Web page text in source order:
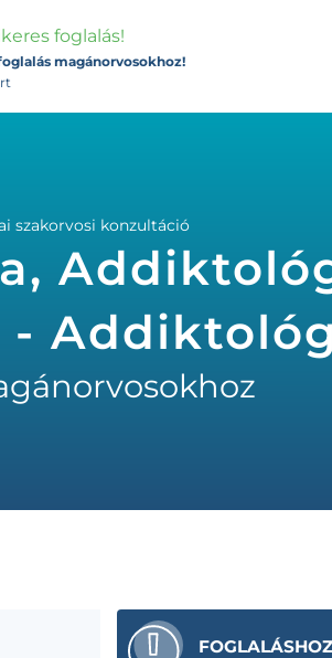
foglalás!
magánorvosokhoz!
szakorvosi konzultáció